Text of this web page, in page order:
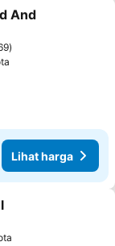
favorit
And
Lihat harga
favorit